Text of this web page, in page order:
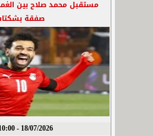
مستقبل محمد صلاح بين
صفقة
18/07/2026 - 10:00 ص